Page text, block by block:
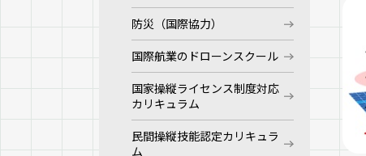
防災（国際協力）
国際航業のドローンスクール
国家操縦ライセンス制度対応
カリキュラム
民間操縦技能認定カリキュラ
ム